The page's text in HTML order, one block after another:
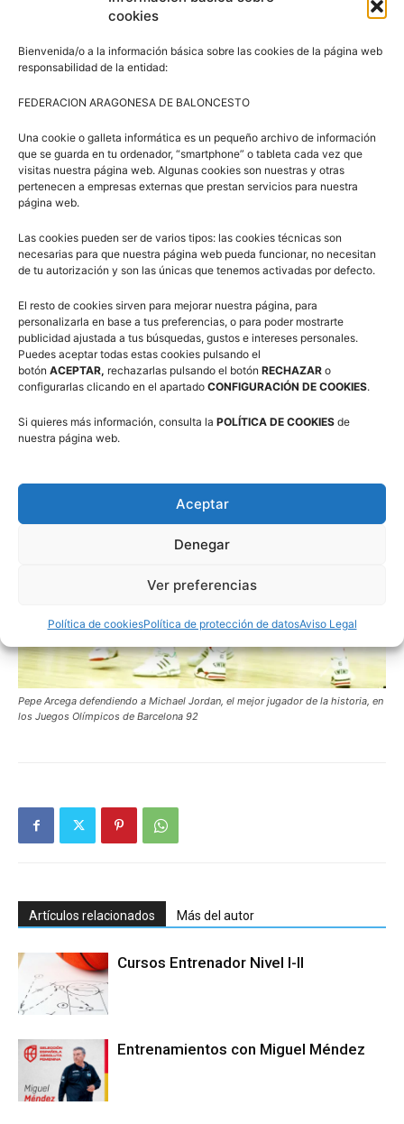
cookies
Bienvenida/o a la información básica sobre las cookies de la página web
responsabilidad de la entidad:
FEDERACION ARAGONESA DE BALONCESTO
Una cookie o galleta informática es un pequeño archivo de información
que se guarda en tu ordenador, “smartphone” o tableta cada vez que
visitas nuestra página web. Algunas cookies son nuestras y otras
pertenecen a empresas externas que prestan servicios para nuestra
página web.
Las cookies pueden ser de varios tipos: las cookies técnicas son
necesarias para que nuestra página web pueda funcionar, no necesitan
de tu autorización y son las únicas que tenemos activadas por defecto.
El resto de cookies sirven para mejorar nuestra página, para
personalizarla en base a tus preferencias, o para poder mostrarte
publicidad ajustada a tus búsquedas, gustos e intereses personales.
Puedes aceptar todas estas cookies pulsando el
botón ACEPTAR, rechazarlas pulsando el botón RECHAZAR o
configurarlas clicando en el apartado CONFIGURACIÓN DE COOKIES.
Si quieres más información, consulta la POLÍTICA DE COOKIES de
nuestra página web.
Aceptar
Denegar
Ver preferencias
Política de cookiesPolítica de protección de datosAviso Legal
Zaragoza en 1991
Subcampeón de la Copa del Rey con el Amway 1995
recuperados (750)
Hijo predilecto de Ainzón, su localidad natal
Hijo predilecto Ciudad de Zaragoza 2002
Insignia de Oro de la Liga ACB a su trayectoria
Medalla Bronce Real Orden del Mérito Deportivo
Premio Leyendas Gala del Deporte Aragonés 2013
Premio Jugador Leyenda Baloncesto Aragonés 2019
Pepe Arcega defendiendo a Michael Jordan, el mejor jugador de la historia, en
los Juegos Olímpicos de Barcelona 92
Artículos relacionados Más del autor
Cursos Entrenador Nivel I-II
Entrenamientos con Miguel Méndez